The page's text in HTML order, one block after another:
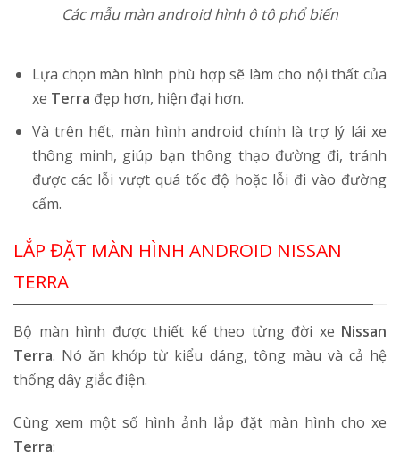
Các mẫu màn android hình ô tô phổ biến
Lựa chọn màn hình phù hợp sẽ làm cho nội thất của
xe Terra đẹp hơn, hiện đại hơn.
Và trên hết, màn hình android chính là trợ lý lái xe
thông minh, giúp bạn thông thạo đường đi, tránh
được các lỗi vượt quá tốc độ hoặc lỗi đi vào đường
cấm.
LẮP ĐẶT MÀN HÌNH ANDROID NISSAN
TERRA
Bộ màn hình được thiết kế theo từng đời xe Nissan
Terra. Nó ăn khớp từ kiểu dáng, tông màu và cả hệ
thống dây giắc điện.
Cùng xem một số hình ảnh lắp đặt màn hình cho xe
Terra: